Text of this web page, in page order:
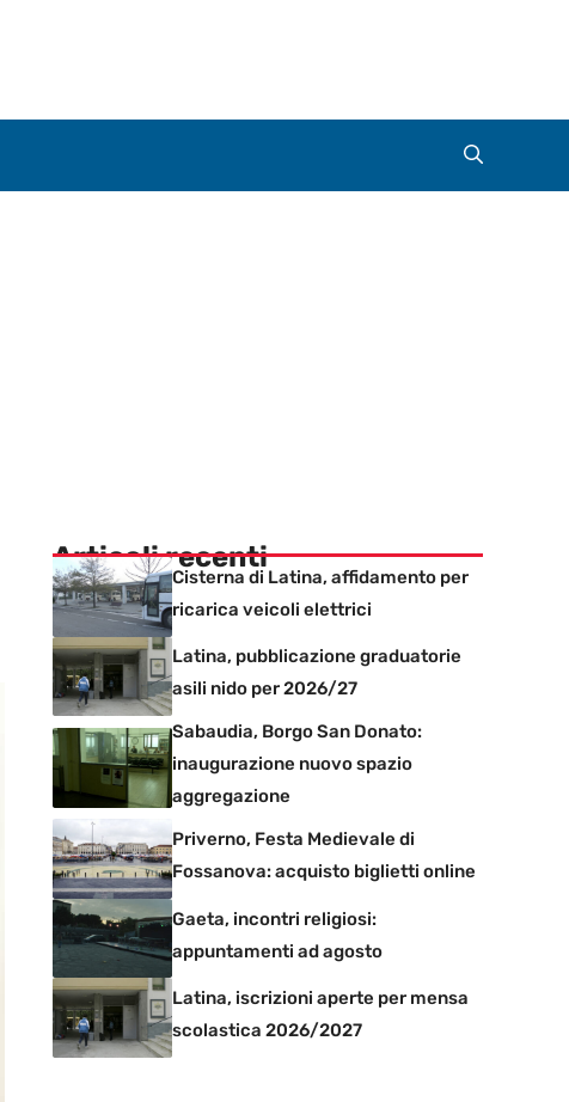
Articoli recenti
Cisterna di Latina, affidamento per
ricarica veicoli elettrici
Latina, pubblicazione graduatorie
asili nido per 2026/27
Sabaudia, Borgo San Donato:
inaugurazione nuovo spazio
aggregazione
Priverno, Festa Medievale di
Fossanova: acquisto biglietti online
Gaeta, incontri religiosi:
appuntamenti ad agosto
Latina, iscrizioni aperte per mensa
scolastica 2026/2027